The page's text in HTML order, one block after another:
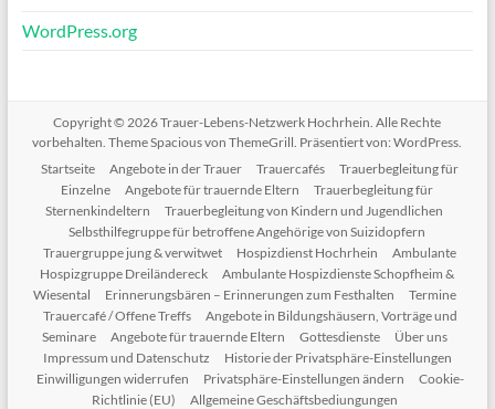
WordPress.org
Copyright © 2026Trauer-Lebens-Netzwerk Hochrhein. Alle Rechte
vorbehalten. ThemeSpaciousvon ThemeGrill. Präsentiert von:WordPress.
Startseite
Angebote in der Trauer Trauercafés
Trauerbegleitung für
Einzelne
Angebote für trauernde Eltern
Trauerbegleitung für
Sternenkindeltern
Trauerbegleitung von Kindern und Jugendlichen
Selbsthilfegruppe für betroffene Angehörige von Suizidopfern
Trauergruppe jung & verwitwet
Hospizdienst Hochrhein
Ambulante
Hospizgruppe Dreiländereck
Ambulante Hospizdienste Schopfheim &
Wiesental
Erinnerungsbären – Erinnerungen zum Festhalten
Termine
Trauercafé / Offene Treffs
Angebote in Bildungshäusern, Vorträge und
Seminare
Angebote für trauernde Eltern Gottesdienste
Über uns
Impressum und Datenschutz
Historie der Privatsphäre-Einstellungen
Einwilligungen widerrufen
Privatsphäre-Einstellungen ändern
Cookie-
Richtlinie (EU)
Allgemeine Geschäftsbediungungen